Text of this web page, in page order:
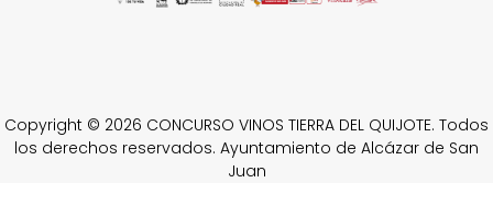
Copyright © 2026 CONCURSO VINOS TIERRA DEL QUIJOTE. Todos
los derechos reservados. Ayuntamiento de Alcázar de San
Juan